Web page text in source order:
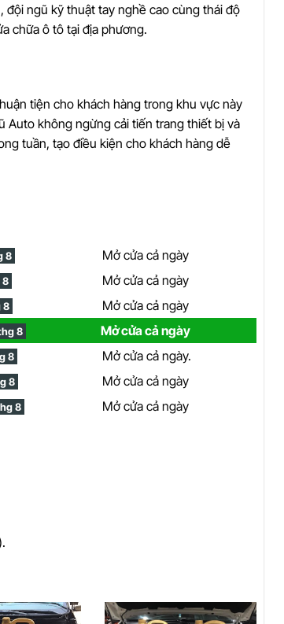
đội ngũ kỹ thuật tay nghề cao cùng thái độ
chữa ô tô tại địa phương.
tiện cho khách hàng trong khu vực này
Auto không ngừng cải tiến trang thiết bị và
tuần, tạo điều kiện cho khách hàng dễ
8
Mở cửa cả ngày
8
Mở cửa cả ngày
8
Mở cửa cả ngày
8
Mở cửa cả ngày
8
Mở cửa cả ngày.
8
Mở cửa cả ngày
8 Mở cửa cả ngày